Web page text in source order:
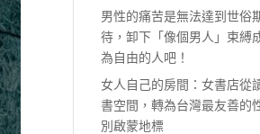
男性的痛苦是無法達到世俗
待，卸下「像個男人」束縛
為自由的人吧！
女人自己的房間：女書店從
書空間，轉為台灣最友善的
別啟蒙地標